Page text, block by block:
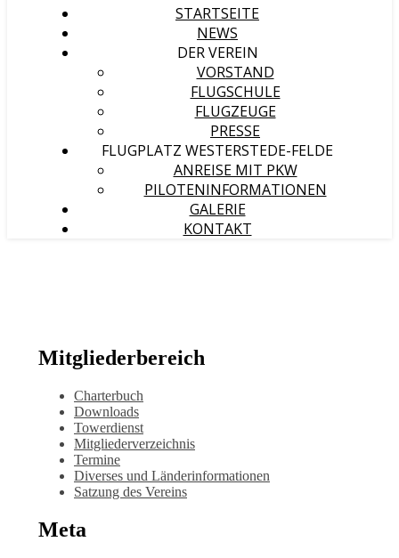
STARTSEITE
NEWS
DER VEREIN
VORSTAND
FLUGSCHULE
FLUGZEUGE
PRESSE
FLUGPLATZ WESTERSTEDE-FELDE
ANREISE MIT PKW
PILOTENINFORMATIONEN
GALERIE
KONTAKT
Mitgliederbereich
Charterbuch
Downloads
Towerdienst
Mitgliederverzeichnis
Termine
Diverses und Länderinformationen
Satzung des Vereins
Meta